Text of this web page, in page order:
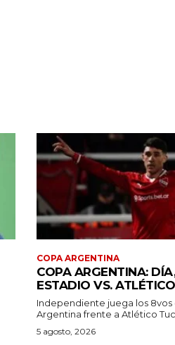
COPA ARGENTINA
COPA ARGENTINA:
ESTADIO VS.
Independiente juega los 8vos
Argentina frente a Atlético
5 agosto, 2026